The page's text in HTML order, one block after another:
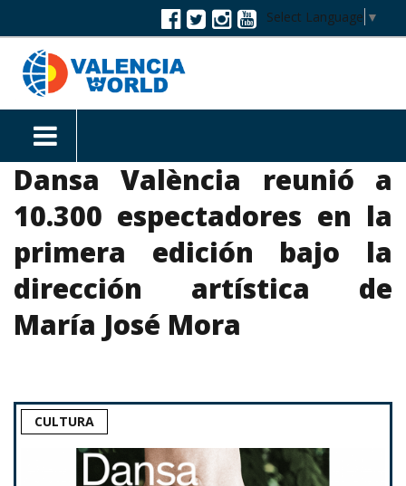
Select Language ▼
Dansa València reunió a
10.300 espectadores en la
primera edición bajo la
dirección artística de
María José Mora
CULTURA